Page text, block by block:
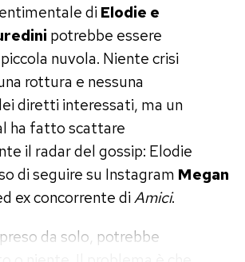
diElodie e
potrebbe essere
nuvola. Niente crisi
rottura e nessuna
diretti interessati, ma un
ha fatto scattare
il radar del gossip: Elodie
di seguire su Instagram Megan
ex concorrente diAmici.
da solo, potrebbe